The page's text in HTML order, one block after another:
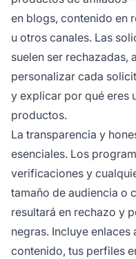
en blogs, contenido en
u otros canales. Las
suelen ser rechazadas,
personalizar cada
y explicar por qué eres
productos.
La transparencia y
esenciales. Los
verificaciones y
tamaño de audiencia o
resultará en rechazo y
negras. Incluye
contenido, tus perfiles